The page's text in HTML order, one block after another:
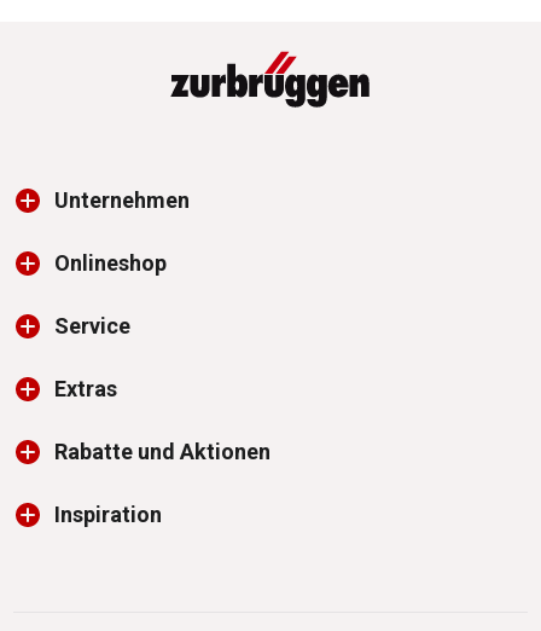
Unternehmen
Onlineshop
Service
Extras
Rabatte und Aktionen
Inspiration